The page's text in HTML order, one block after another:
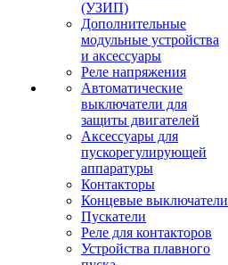
(УЗИП)
Дополнительные
модульные устройства
и аксессуары
Реле напряжения
Автоматические
выключатели для
защиты двигателей
Аксессуары для
пускорегулирующей
аппаратуры
Контакторы
Концевые выключатели
Пускатели
Реле для контакторов
Устройства плавного